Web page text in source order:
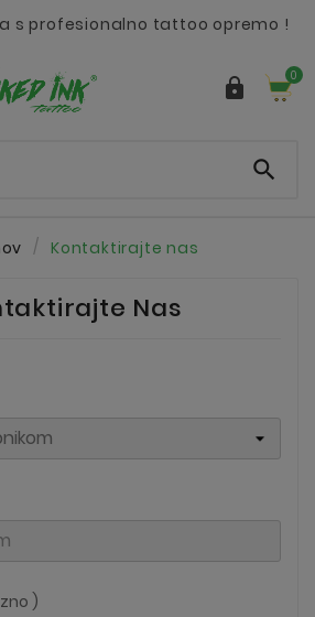
s profesionalno tattoo opremo !
 0

Kontaktirajte nas
Nas
)